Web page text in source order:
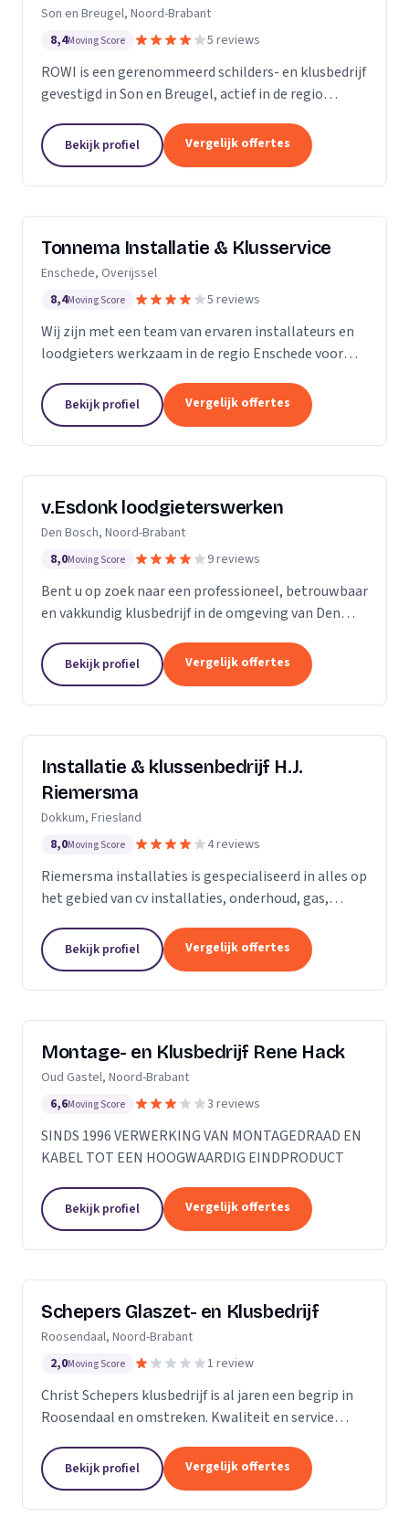
Son en Breugel, Noord-Brabant
8,4Moving Score 5 reviews
ROWI is een gerenommeerd schilders- en klusbedrijf
gevestigd in Son en Breugel, actief in de regio
aan diensten, variërend van schilderwerk tot...
Bekijk profiel Vergelijk offertes
Tonnema Installatie & Klusservice
Enschede, Overijssel
8,4Moving Score 5 reviews
Wij zijn met een team van ervaren installateurs en
loodgieters werkzaam in de regio Enschede voor
gespecialiseerd in de installatie van sanitair, gas-
en...
Bekijk profiel Vergelijk offertes
v.Esdonk loodgieterswerken
Den Bosch, Noord-Brabant
8,0Moving Score 9 reviews
Bent u op zoek naar een professioneel, betrouwbaar
en vakkundig klusbedrijf in de omgeving van Den
zowel particulieren als bedrijven kunnen wij...
Bekijk profiel Vergelijk offertes
Installatie & klussenbedrijf H.J.
Riemersma
Dokkum, Friesland
8,0Moving Score 4 reviews
Riemersma installaties is gespecialiseerd in alles op
het gebied van cv installaties, onderhoud, gas,
kleine klussen, onderhoud en elektra.
Bekijk profiel Vergelijk offertes
Montage- en Klusbedrijf Rene Hack
Oud Gastel, Noord-Brabant
6,6Moving Score 3 reviews
SINDS 1996 VERWERKING VAN MONTAGEDRAAD EN
KABEL TOT EEN HOOGWAARDIG EINDPRODUCT
Bekijk profiel Vergelijk offertes
Schepers Glaszet- en Klusbedrijf
Roosendaal, Noord-Brabant
2,0Moving Score 1 review
Christ Schepers klusbedrijf is al jaren een begrip in
Roosendaal en omstreken. Kwaliteit en service
grote tevredenheid onder onze klanten. Of het nu...
Bekijk profiel Vergelijk offertes